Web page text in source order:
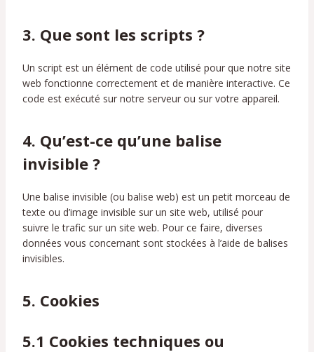
3. Que sont les scripts ?
Un script est un élément de code utilisé pour que notre site
web fonctionne correctement et de manière interactive. Ce
code est exécuté sur notre serveur ou sur votre appareil.
4. Qu’est-ce qu’une balise
invisible ?
Une balise invisible (ou balise web) est un petit morceau de
texte ou d’image invisible sur un site web, utilisé pour
suivre le trafic sur un site web. Pour ce faire, diverses
données vous concernant sont stockées à l’aide de balises
invisibles.
5. Cookies
5.1 Cookies techniques ou